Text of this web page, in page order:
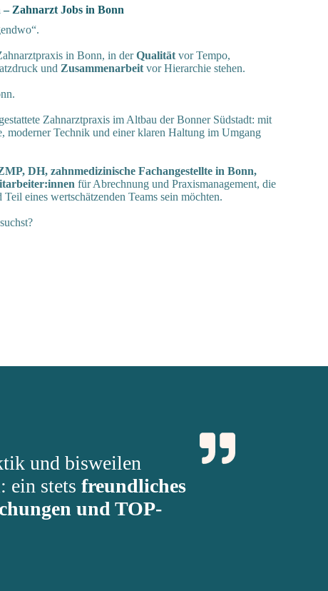
Zahnarzt Jobs in Bonn
in Bonn, in derQualität vor Tempo,
und Zusammenarbeit vor Hierarchie stehen.
Zahnarztpraxis im Altbau der Bonner Südstadt: mit
moderner Technik und einer klaren Haltung im Umgang
DH, zahnmedizinische Fachangestellte in Bonn,
für Abrechnung und Praxismanagement, die
eines wertschätzenden Teams sein möchten.
und bisweilen
ein stets freundliches
und TOP-